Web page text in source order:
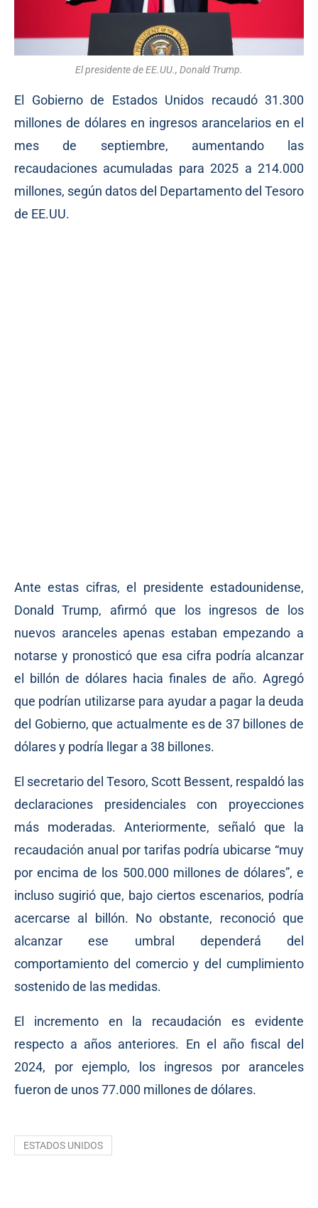
El presidente de EE.UU., Donald Trump.
El Gobierno de Estados Unidos recaudó 31.300
millones de dólares en ingresos arancelarios en el
mes de septiembre, aumentando las
recaudaciones acumuladas para 2025 a 214.000
millones, según datos del Departamento del Tesoro
de EE.UU.
Ante estas cifras, el presidente estadounidense,
Donald Trump, afirmó que los ingresos de los
nuevos aranceles apenas estaban empezando a
notarse y pronosticó que esa cifra podría alcanzar
el billón de dólares hacia finales de año. Agregó
que podrían utilizarse para ayudar a pagar la deuda
del Gobierno, que actualmente es de 37 billones de
dólares y podría llegar a 38 billones.
El secretario del Tesoro, Scott Bessent, respaldó las
declaraciones presidenciales con proyecciones
más moderadas. Anteriormente, señaló que la
recaudación anual por tarifas podría ubicarse “muy
por encima de los 500.000 millones de dólares”, e
incluso sugirió que, bajo ciertos escenarios, podría
acercarse al billón. No obstante, reconoció que
alcanzar ese umbral dependerá del
comportamiento del comercio y del cumplimiento
sostenido de las medidas.
El incremento en la recaudación es evidente
respecto a años anteriores. En el año fiscal del
2024, por ejemplo, los ingresos por aranceles
fueron de unos 77.000 millones de dólares.
ESTADOS UNIDOS